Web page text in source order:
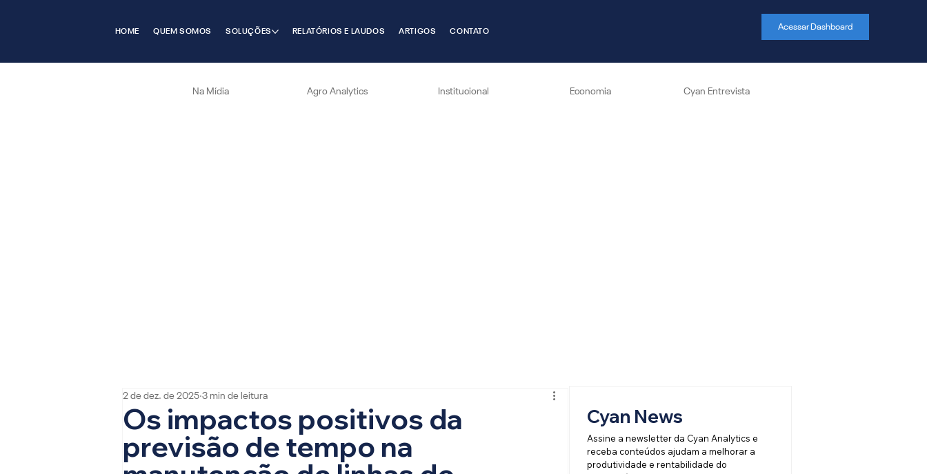
HOME QUEM SOMOS SOLUÇÕES RELATÓRIOS E LAUDOS ARTIGOS CONTATO
Acessar Dashboard
Na Mídia Agro Analytics Institucional Economia Cyan Entrevista
Os impactos positivos da
previsão de tempo na
2 de dez. de 2025 3 min de leitura
Cyan News
Assine a newsletter da Cyan Analytics e
receba conteúdos ajudam a melhorar a
produtividade e rentabilidade do